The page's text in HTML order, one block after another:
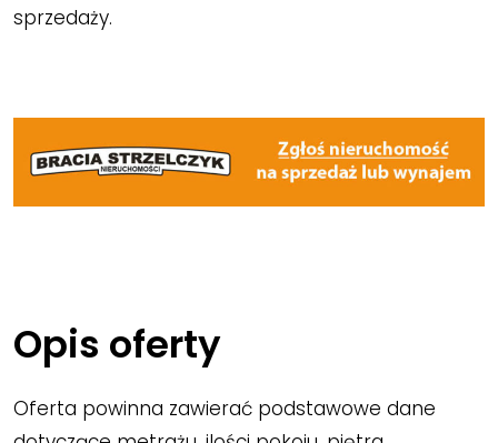
sprzedaży.
Opis oferty
Oferta powinna zawierać podstawowe dane